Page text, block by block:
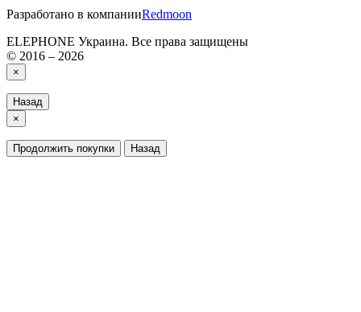
Разработано в компанииRedmoon
ELEPHONE Украина. Все права защищены
© 2016 – 2026
×
Назад
×
Продолжить покупки Назад